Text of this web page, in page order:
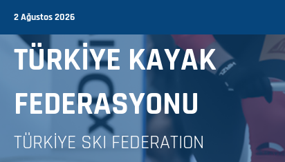
2 Ağustos 2026
TÜRKİYE KAYAK
FEDERASYONU
TÜRKİYE SKI FEDERATION